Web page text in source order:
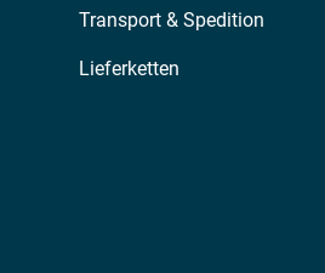
Transport & Spedition
Lieferketten